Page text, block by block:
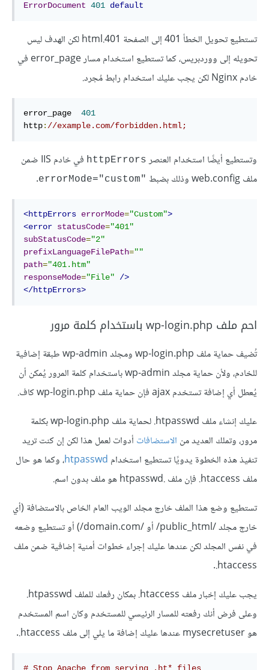
ErrorDocument 401 default
تستطيع تحويل الخطأ 401 إلى الصفحة 401.html لكن الهدف ليس
تحويله إلى ووردبريس، كما تستطيع استخدام مسار error_page في
خادم Nginx لكن يجب عليك استخدام رابط مُجرد.
error_page 401
http: //example.com/forbidden.html;
وتستطيع أيضًا استخدام العنصر httpErrors
في خادم IIS ضمن
ملف web.config وذلك بضبط
"errorMode="custom
.
<httpErrors errorMode="Custom">
<error statusCode="401"
subStatusCode="2"
prefixLanguageFilePath=""
path="401.htm"
responseMode="File"
/>
</httpErrors>
احم ملف wp-login.php باستخدام كلمة مرور
تُضيف حماية ملف wp-login.php ومجلد wp-admin طبقة إضافية
للخادم، ولأن حماية مجلد wp-admin باستخدام كلمة المرور يُمكن أن
يُعطل أي إضافة تستخدم ajax فإن حماية ملف wp-login.php كاف.
عليك إنشاء ملف ‎.htpasswd لحماية ملف wp-login.php بكلمة
مرور، وتملك العديد من الاستضافات أدوات لعمل هذا لكن إن كنت تريد
تنفيذ هذه الخطوة يدويًا تستطيع استخدام htpasswd، وكما هو حال
ملف ‎.htaccess فإن ملف .htpasswd هو ملف بدون اسم.
تستطيع وضع هذا الملف خارج مجلد الويب العام الخاص بالاستضافة (أي
خارج مجلد /public_html/ أو /domain.com/) أو تستطيع وضعه
في نفس المجلد لكن عندها عليك إجراء خطوات أمنية إضافية ضمن ملف
‎.htaccess.
يجب عليك إخبار ملف ‎.htaccess بمكان رفعك للملف ‎.htpasswd
وعلى فرض أنك رفعته للمسار الرئيسي للمستخدم وكان اسم المستخدم
هو mysecretuser عندها عليك إضافة ما يلي إلى ملف ‎.htaccess.